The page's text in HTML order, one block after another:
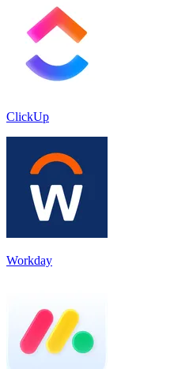
ClickUp
Workday